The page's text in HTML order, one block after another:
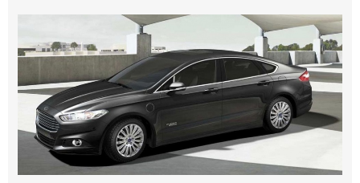
n
e
g
:
C
h
i
f
f
r